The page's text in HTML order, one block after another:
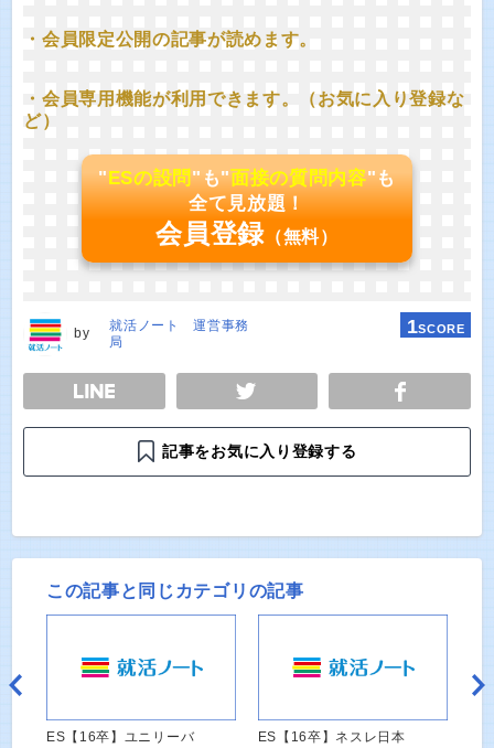
・会員限定公開の記事が読めます。
・会員専用機能が利用できます。（お気に入り登録な
ど）
"ESの設問"も"面接の質問内容"も
全て見放題！
会員登録 （無料）
by
就活ノート 運営事務
局
1SCORE
TWEET
記事をお気に入り登録する
この記事と同じカテゴリの記事
ES【16卒】ユニリーバ ES【16卒】ネスレ日本